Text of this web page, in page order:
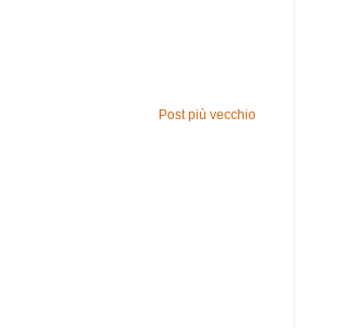
Post più vecchio